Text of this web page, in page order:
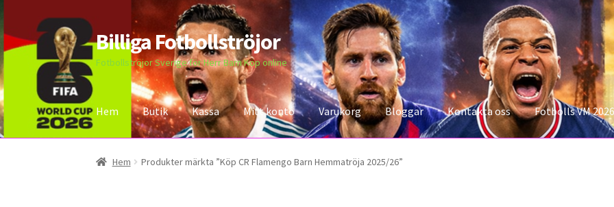
Hoppa
till
navigering
Hoppa
till
innehåll
Billiga Fotbollströjor
Fotbollströjor Sverige för Herr Barn Köp online
Hem Butik Kassa Mitt konto Varukorg Bloggar Kontakta oss Fotbolls VM 2026
Hem Bloggar Butik Kassa Kontakta oss Mitt konto Storleksguiden
Hem Produkter märkta ”Köp CR Flamengo Barn Hemmatröja 2025/26”